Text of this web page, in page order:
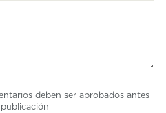
deben ser aprobados antes